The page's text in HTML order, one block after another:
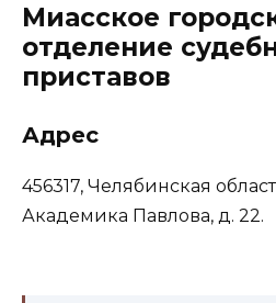
Миасское
отделение
приставов
Адрес
456317, Челябинская
Академика Павлова, д. 22.